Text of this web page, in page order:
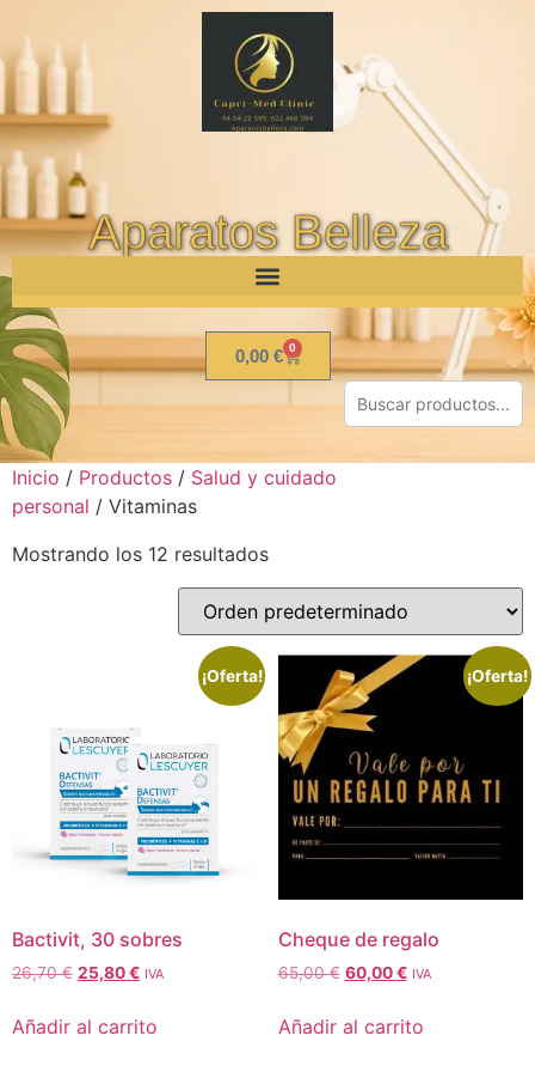
Aparatos Belleza
0,00 € 0
Inicio / Productos / Salud y cuidado
personal / Vitaminas
Mostrando los 12 resultados
¡Oferta!
Bactivit, 30 sobres
26,70€ 25,80€ IVA
Añadir al carrito
¡Oferta!
Cheque de regalo
65,00€ 60,00€ IVA
Añadir al carrito